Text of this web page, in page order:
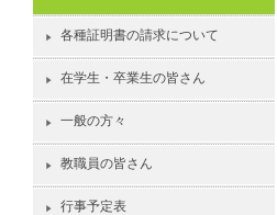
各種証明書の請求について
在学生・卒業生の皆さん
一般の方々
教職員の皆さん
行事予定表